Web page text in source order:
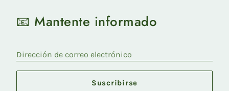
📧 Mantente informado
Dirección de correo electrónico
Suscribirse